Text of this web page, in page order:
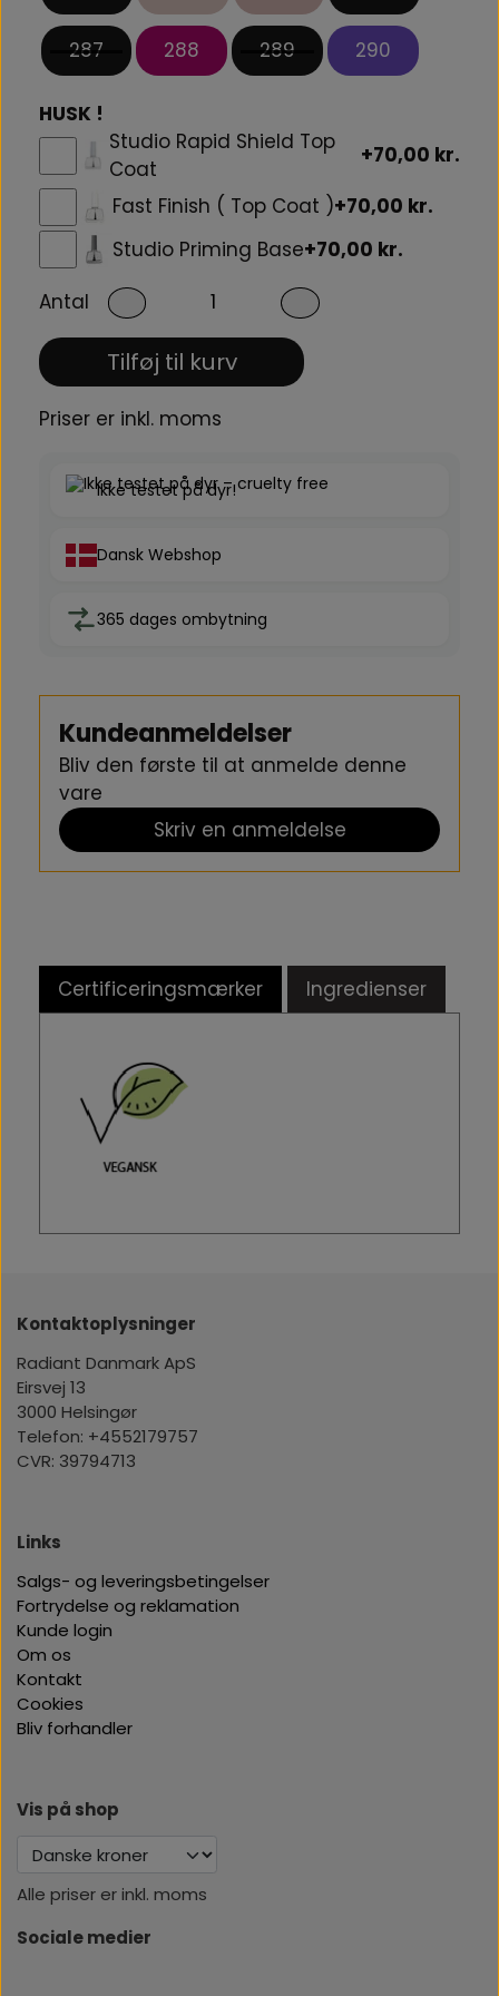
287 288 289 290
HUSK !
Studio Rapid Shield Top
Coat
+70,00 kr.
Fast Finish ( Top Coat )+70,00 kr.
Studio Priming Base+70,00 kr.
Antal
Tilføj til kurv
Priser er inkl. moms
Ikke testet på dyr!
Dansk Webshop
365 dages ombytning
Kundeanmeldelser
Bliv den første til at anmelde denne
vare
Skriv en anmeldelse
Certificeringsmærker Ingredienser
Kontaktoplysninger
Radiant Danmark ApS
Eirsvej 13
3000 Helsingør
Telefon: +4552179757
CVR: 39794713
Links
Salgs- og leveringsbetingelser
Fortrydelse og reklamation
Kunde login
Om os
Kontakt
Cookies
Bliv forhandler
Vis på shop
Alle priser er inkl. moms
Sociale medier